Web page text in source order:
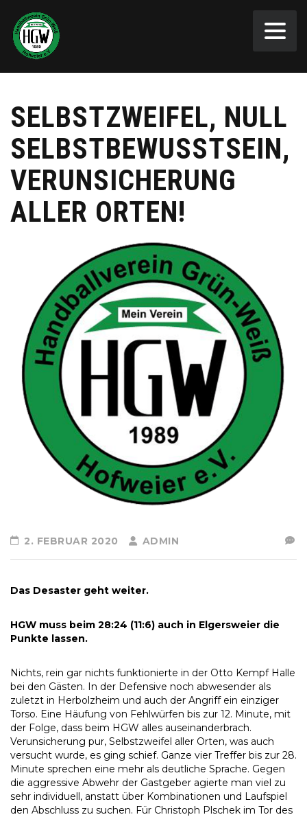
SELBSTZWEIFEL, NULL
SELBSTBEWUSSTSEIN,
VERUNSICHERUNG
ALLER ORTEN!
2. FEBRUAR 2020 ADMIN
Das Desaster geht weiter.
HGW muss beim 28:24 (11:6) auch in Elgersweier die
Punkte lassen.
Nichts, rein gar nichts funktionierte in der Otto Kempf Halle
bei den Gästen. In der Defensive noch abwesender als
zuletzt in Herbolzheim und auch der Angriff ein einziger
Torso. Eine Häufung von Fehlwürfen bis zur 12. Minute, mit
der Folge, dass beim HGW alles auseinanderbrach.
Verunsicherung pur, Selbstzweifel aller Orten, was auch
versucht wurde, es ging schief. Ganze vier Treffer bis zur 28.
Minute sprechen eine mehr als deutliche Sprache. Gegen
die aggressive Abwehr der Gastgeber agierte man viel zu
sehr individuell, anstatt über Kombinationen und Laufspiel
den Abschluss zu suchen. Für Christoph Plschek im Tor des